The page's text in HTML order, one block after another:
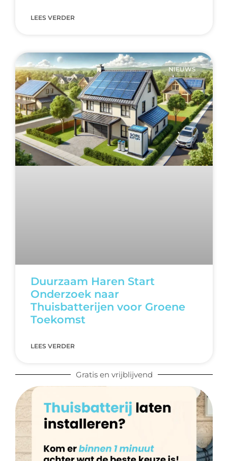
LEES VERDER
NIEUWS
Duurzaam Haren Start
Onderzoek naar
Thuisbatterijen voor Groene
Toekomst
LEES VERDER
Gratis en vrijblijvend